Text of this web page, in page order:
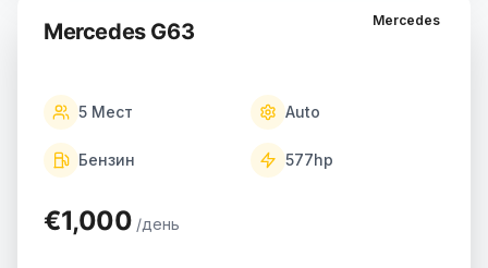
Mercedes
Mercedes G63
5 Мест Auto
Бензин 577hp
€1,000 /день